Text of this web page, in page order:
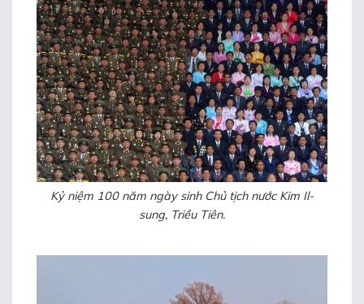
Kỷ niệm 100 năm ngày sinh Chủ tịch nước Kim Il-
sung, Triều Tiên.